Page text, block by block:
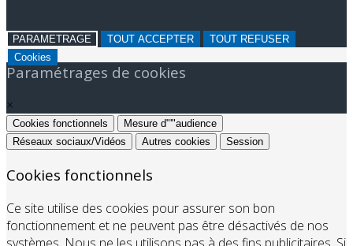
PARAMETRAGE TOUT ACCEPTER
TOUT REFUSER
Cookies
Paramétrages de cookies
×
Cookies fonctionnels
Mesure d"'"audience
Réseaux sociaux/Vidéos
Autres cookies Session
Cookies fonctionnels
Ce site utilise des cookies pour assurer son bon
fonctionnement et ne peuvent pas être désactivés de nos